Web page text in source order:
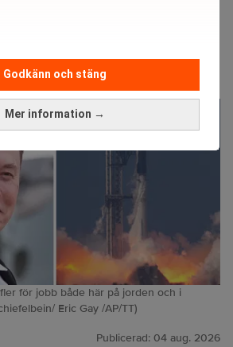
Mer information →
Godkänn och stäng
– till jobb
för jobb både här på jorden och i
Eric Gay /AP/TT)
Publicerad: 04 aug. 2026